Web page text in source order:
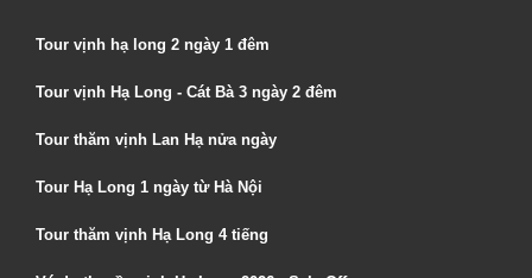
Tour vịnh hạ long 2 ngày 1 đêm
Tour vịnh Hạ Long - Cát Bà 3 ngày 2 đêm
Tour thăm vịnh Lan Hạ nửa ngày
Tour Hạ Long 1 ngày từ Hà Nội
Tour thăm vịnh Hạ Long 4 tiếng